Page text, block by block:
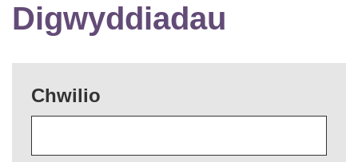
Digwyddiadau
Chwilio